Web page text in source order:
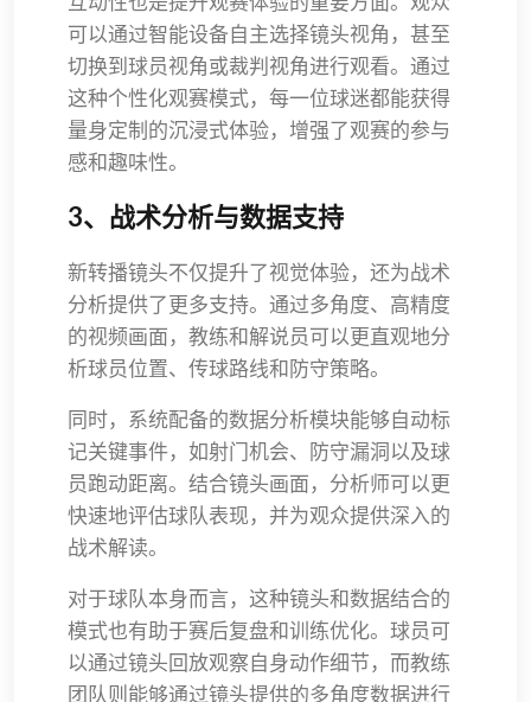
可以通过智能设备自主选择镜头视角，甚至
切换到球员视角或裁判视角进行观看。通过
这种个性化观赛模式，每一位球迷都能获得
量身定制的沉浸式体验，增强了观赛的参与
感和趣味性。
3、战术分析与数据支持
新转播镜头不仅提升了视觉体验，还为战术
分析提供了更多支持。通过多角度、高精度
的视频画面，教练和解说员可以更直观地分
析球员位置、传球路线和防守策略。
同时，系统配备的数据分析模块能够自动标
记关键事件，如射门机会、防守漏洞以及球
员跑动距离。结合镜头画面，分析师可以更
快速地评估球队表现，并为观众提供深入的
战术解读。
对于球队本身而言，这种镜头和数据结合的
模式也有助于赛后复盘和训练优化。球员可
以通过镜头回放观察自身动作细节，而教练
团队则能够通过镜头提供的多角度数据进行